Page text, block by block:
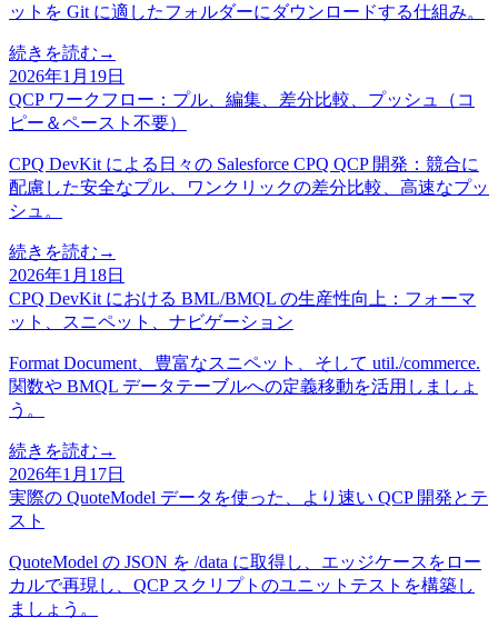
ットを Git に適したフォルダーにダウンロードする仕組み。
続きを読む →
2026年1月19日
QCP ワークフロー：プル、編集、差分比較、プッシュ（コ
ピー＆ペースト不要）
CPQ DevKit による日々の Salesforce CPQ QCP 開発：競合に
配慮した安全なプル、ワンクリックの差分比較、高速なプッ
シュ。
続きを読む →
2026年1月18日
CPQ DevKit における BML/BMQL の生産性向上：フォーマ
ット、スニペット、ナビゲーション
Format Document、豊富なスニペット、そして util./commerce.
関数や BMQL データテーブルへの定義移動を活用しましょ
う。
続きを読む →
2026年1月17日
実際の QuoteModel データを使った、より速い QCP 開発とテ
スト
QuoteModel の JSON を /data に取得し、エッジケースをロー
カルで再現し、QCP スクリプトのユニットテストを構築し
ましょう。